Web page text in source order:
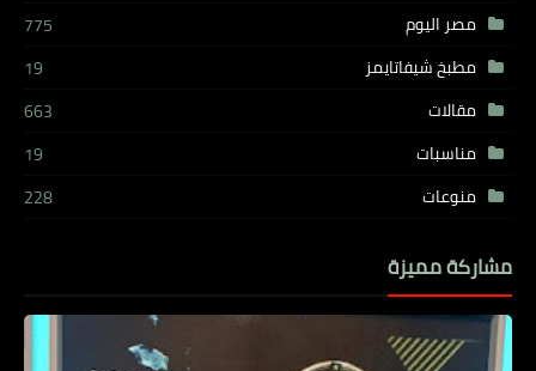
مصر اليوم
775
مطبخ شيفاتايمز
19
مقالات
663
مناسبات
19
منوعات
228
مشاركة مميزة